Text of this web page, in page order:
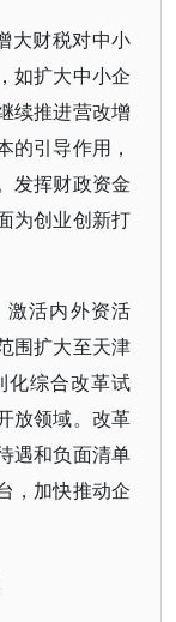
大财税对中小
如扩大中小企
续推进营改增
的引导作用，
发挥财政资金
为创业创新打
活内外资活
围扩大至天津
化综合改革试
放领域。改革
遇和负面清单
，加快推动企